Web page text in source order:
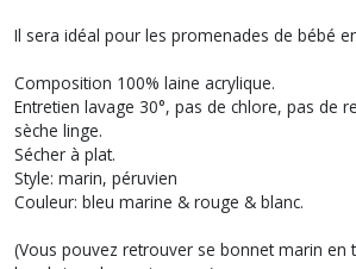
Il sera idéal pour les promenades de bébé
Composition 100% laine acrylique.
Entretien lavage 30°, pas de chlore, pas de
sèche linge.
Sécher à plat.
Style: marin, péruvien
Couleur: bleu marine & rouge & blanc.
(Vous pouvez retrouver se bonnet marin en